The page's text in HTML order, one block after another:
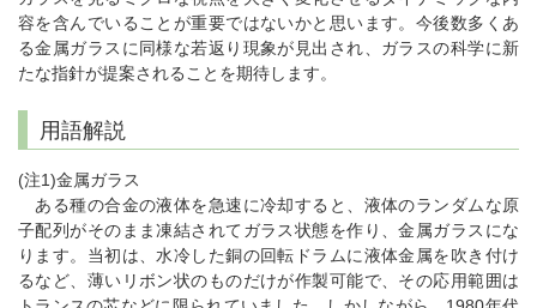
容を含んでいることが重要ではないかと思います。今後数多くあ
る金属ガラスに同様な若返り現象が見出され、ガラスの科学に新
たな指針が提案されることを期待します。
用語解説
(注1)金属ガラス
ある種の合金の液体を急速に冷却すると、液体のランダムな原
子配列がそのまま凍結されてガラス状態を作り、金属ガラスにな
ります。当初は、水冷した銅の回転ドラムに液体金属を吹き付け
るなど、薄いリボン状のものだけが作製可能で、その応用範囲は